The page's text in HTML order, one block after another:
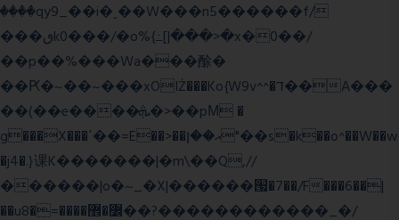
����qy9_��i�˻��W���n5������f/
���ٯk0���/�o%{߸[|���>�x�0��/
��p��%���Wa���酴�
��Ԗ�~��~���xOIŻ���Ko{W9v^^�ד��A���
��(��e����ܞ�>��pΜ �
g���X���ߴ��=E��>��އ��ן"��s�k��o^��W��w
�j4�.}课K�������|�m\��Q,//
������|o�~_�X|������՗�7��/F���6��|
��u8�=����߼�޾��?������������_�/